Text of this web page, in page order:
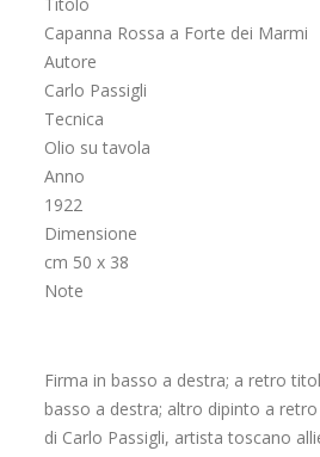
Capanna Rossa a Forte dei Marmi
Autore
Carlo Passigli
Tecnica
Olio su tavola
Anno
1922
Dimensione
cm 50 x 38
Note
Firma in basso a destra; a retro
basso a destra; altro dipinto a
di Carlo Passigli, artista toscano